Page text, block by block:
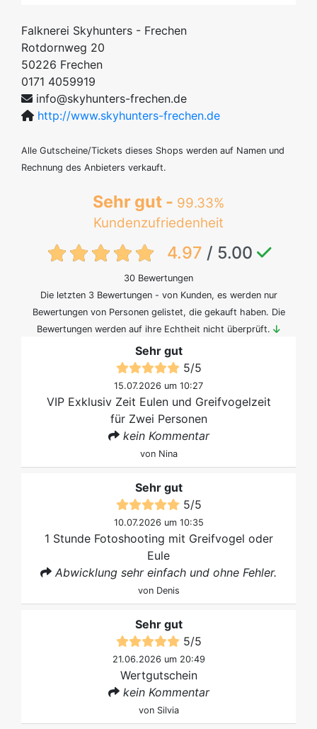
Falknerei Skyhunters - Frechen
Rotdornweg 20
50226 Frechen
0171 4059919
info@skyhunters-frechen.de
http://www.skyhunters-frechen.de
Alle Gutscheine/Tickets dieses Shops werden auf Namen und
Rechnung des Anbieters verkauft.
Sehr gut - 99.33%
Kundenzufriedenheit
{txt:feedback-rating}
4.97 / 5.00
30 Bewertungen
Die letzten 3 Bewertungen - von Kunden, es werden nur
Bewertungen von Personen gelistet, die gekauft haben. Die
Bewertungen werden auf ihre Echtheit nicht überprüft.
Sehr gut
5/5
15.07.2026 um 10:27
VIP Exklusiv Zeit Eulen und Greifvogelzeit
für Zwei Personen
kein Kommentar
von Nina
Sehr gut
5/5
10.07.2026 um 10:35
1 Stunde Fotoshooting mit Greifvogel oder
Eule
Abwicklung sehr einfach und ohne Fehler.
von Denis
Sehr gut
5/5
21.06.2026 um 20:49
Wertgutschein
kein Kommentar
von Silvia